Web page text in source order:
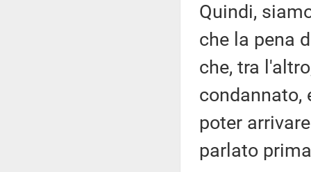
Quindi,
che la pena
che, tra
condannato,
poter
parlato